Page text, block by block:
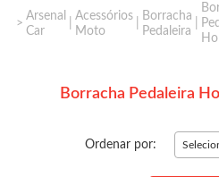
Arsenal
Car
Acessórios
Moto
Borracha
Pedaleira
Borracha Pedaleira
Ordenar por: